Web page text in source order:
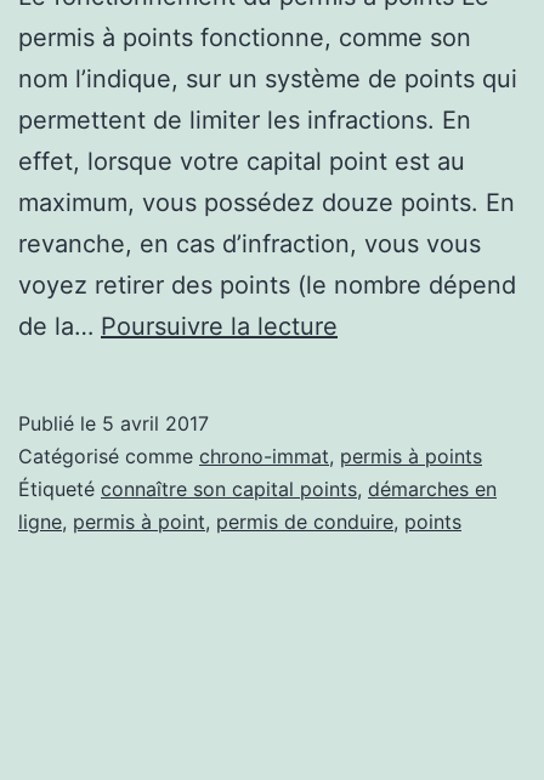
permis à points fonctionne, comme son
nom l’indique, sur un système de points qui
permettent de limiter les infractions. En
effet, lorsque votre capital point est au
maximum, vous possédez douze points. En
revanche, en cas d’infraction, vous vous
voyez retirer des points (le nombre dépend
de la… Poursuivre la lecture
permis
à
point
Publié le 5 avril 2017
Catégorisé comme chrono-immat, permis à points
Étiqueté connaître son capital points, démarches en
ligne, permis à point, permis de conduire, points